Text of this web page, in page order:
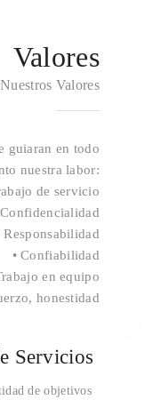
Valores
Nuestros Valores
guiaran en todo
nuestra labor:
de servicio
Confidencialidad
Responsabilidad
• Confiabilidad
en equipo
honestidad
Servicios
de objetivos